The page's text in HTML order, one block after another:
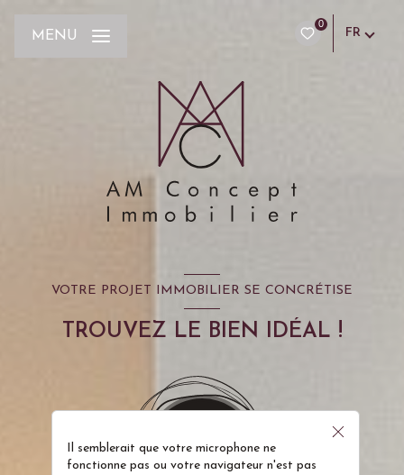
0
FR
MENU
VOTRE PROJET IMMOBILIER SE CONCRÉTISE
TROUVEZ LE BIEN IDÉAL !
Il semblerait que votre microphone ne
fonctionne pas ou votre navigateur n'est pas